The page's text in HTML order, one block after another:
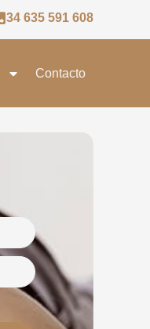
34 635 591 608
Contacto